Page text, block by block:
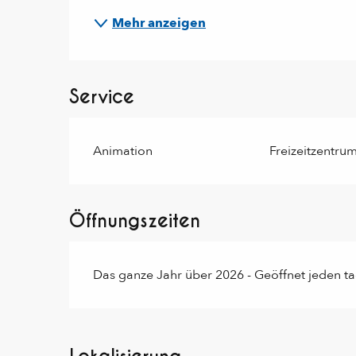
Mehr anzeigen
Service
Animation
Öffnungszeiten
Das ganze Jahr über 2026 - Geöffnet jeden